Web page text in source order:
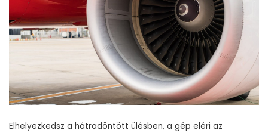
Elhelyezkedsz a hátradöntött ülésben, a gép eléri az